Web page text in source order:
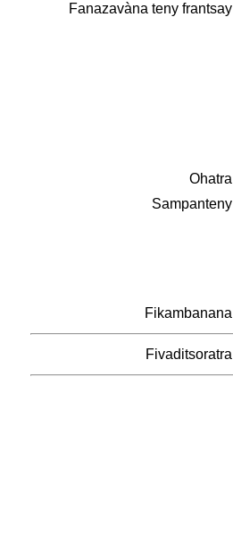
Fanazavàna teny frantsay
Ohatra
Sampanteny
Fikambanana
Fivaditsoratra